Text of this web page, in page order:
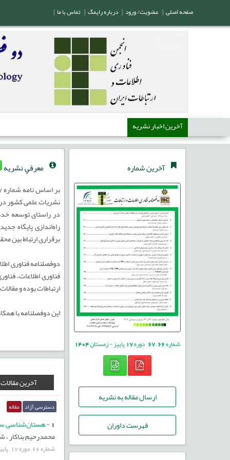
آخرین اخبار نشریه
آخرین شماره
شماره66
,
67 دوره17پاییز - زمستان1404
ارسال مقاله به نشریه
فهرست داوران
معرفي نشريه
نشریات علمی کشور در تاریخ 1386/4/23 ،به
در راستای توسعه
راه‌اندازی پایگاه
برقراری ارتباط بین
دوفصلنامه فناوری
فناوری اطلاعات،
ارتباطات بوده و
این دوفصلنامه با
آخرین
دسترسی آزاد مقاله
1
-هستان‌شناسی
محمدرحیم بناکار ،
شماره66
,دوره17
,
صفحه اصلی | عضویت/ ورود | درباره رایمگ | تماس با ما |